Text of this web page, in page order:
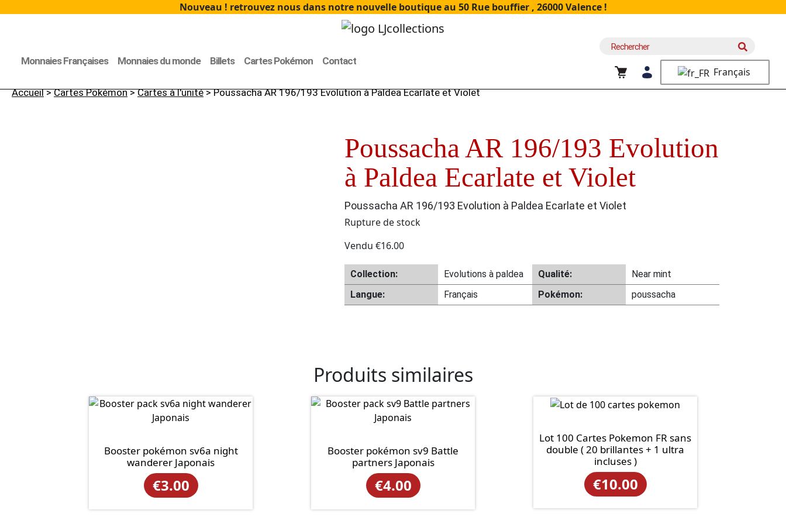
Nouveau ! retrouvez nous dans notre nouvelle boutique au 50 Rue bouffier , 26000 Valence !
Monnaies Françaises Monnaies du monde Billets Cartes Pokémon Contact
Recherche
Français
Accueil>Cartes Pokémon>Cartes à l'unité> Poussacha AR 196/193 Evolution à Paldea Ecarlate et Violet
Poussacha AR 196/193 Evolution
à Paldea Ecarlate et Violet
Poussacha AR 196/193 Evolution à Paldea Ecarlate et Violet
Rupture de stock
Vendu €16.00
Collection: Evolutions à paldea Qualité:
Near mint
Langue:
Français Pokémon: poussacha
Produits similaires
Booster pokémon sv6a night
wanderer Japonais
€3.00
Booster pokémon sv9 Battle
partners Japonais
€4.00
Lot 100 Cartes Pokemon FR sans
double ( 20 brillantes + 1 ultra
incluses )
€10.00